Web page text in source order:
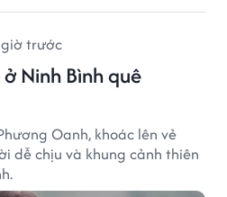
trước
Ninh Bình quê
Oanh, khoác lên vẻ
dễ chịu và khung cảnh thiên